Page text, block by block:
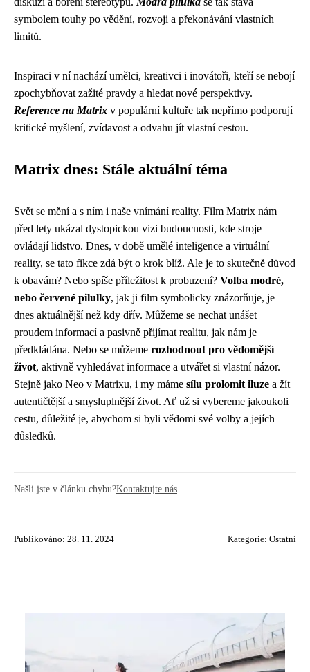
symbolem touhy po vědění, rozvoji a překonávání vlastních
limitů.
Inspiraci v ní nachází umělci, kreativci i inovátoři, kteří se nebojí
zpochybňovat zažité pravdy a hledat nové perspektivy.
Reference na Matrix v populární kultuře tak nepřímo podporují
kritické myšlení, zvídavost a odvahu jít vlastní cestou.
Matrix dnes: Stále aktuální téma
Svět se mění a s ním i naše vnímání reality. Film Matrix nám
před lety ukázal dystopickou vizi budoucnosti, kde stroje
ovládají lidstvo. Dnes, v době umělé inteligence a virtuální
reality, se tato fikce zdá být o krok blíž. Ale je to skutečně důvod
k obavám? Nebo spíše příležitost k probuzení? Volba modré,
nebo červené pilulky, jak ji film symbolicky znázorňuje, je
dnes aktuálnější než kdy dřív. Můžeme se nechat unášet
proudem informací a pasivně přijímat realitu, jak nám je
předkládána. Nebo se můžeme rozhodnout pro vědomější
život, aktivně vyhledávat informace a utvářet si vlastní názor.
Stejně jako Neo v Matrixu, i my máme sílu prolomit iluze a žít
autentičtější a smysluplnější život. Ať už si vybereme jakoukoli
cestu, důležité je, abychom si byli vědomi své volby a jejích
důsledků.
Našli jste v článku chybu?Kontaktujte nás
Publikováno: 28. 11. 2024 Kategorie: Ostatní